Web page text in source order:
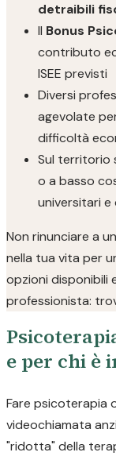
detraibili
Il Bonus
contributo
ISEE previsti
Diversi
agevolate
difficoltà
Sul territorio
o a basso
universitari e
Non rinunciare a
nella tua vita per
opzioni disponibili
professionista:
e per chi è
Fare psicoterapia
videochiamata
"ridotta" della